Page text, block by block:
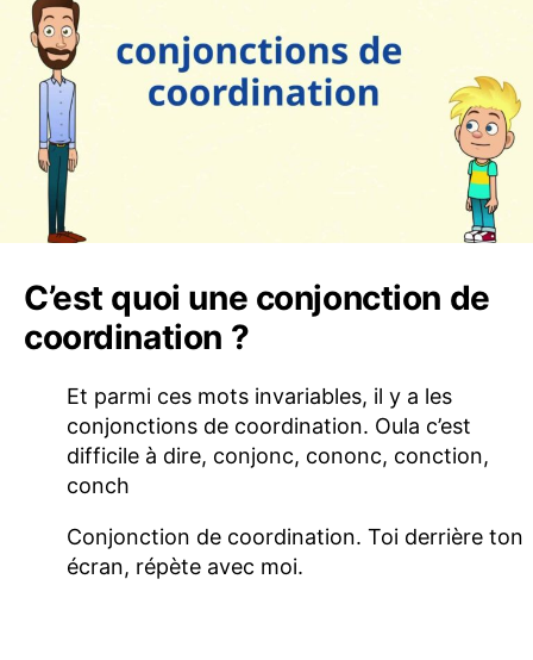
C’est quoi une conjonction de
coordination ?
Et parmi ces mots invariables, il y a les
conjonctions de coordination. Oula c’est
difficile à dire, conjonc, cononc, conction,
conch
Conjonction de coordination. Toi derrière ton
écran, répète avec moi.